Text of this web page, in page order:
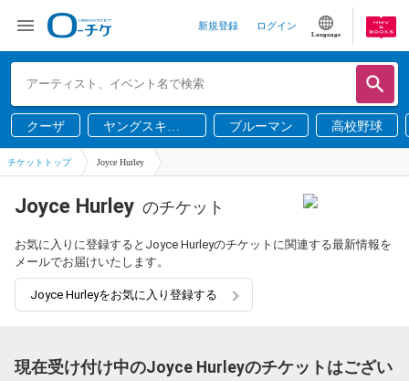
新規登録 ログイン
Language
クーザ
ヤングスキニ
ー
ブルーマン 高校野球
チケットトップ Joyce Hurley
Joyce Hurley のチケット
お気に入りに登録するとJoyce Hurleyのチケットに関連する最新情報を
メールでお届けいたします。
Joyce Hurleyをお気に入り登録する
現在受け付け中のJoyce Hurleyのチケットはござい